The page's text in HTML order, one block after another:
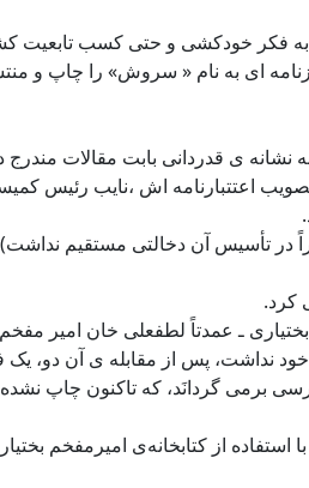
فکر خودکشی و حتی کسب تابعیت
ای به نام « سروش» را چاپ و
ی قدردانی بابت مقالات
تصویب اعتتبارنامه اش ،نایب
تأسیس آن دخالتی مستقیم نداشت)،
کرد.
ایل بختیاری ـ عمدتاً لطفعلی خان
پس از مقابله ی آن دو، یک
برمی گردانَد، که تاکنون چاپ
از کتابخانه‌ی امیرمفخم